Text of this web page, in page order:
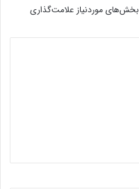
بخش‌های موردنیاز علامت‌گذاری